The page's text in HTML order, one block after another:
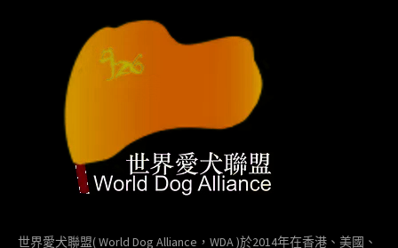
世界愛犬聯盟( World Dog Alliance，WDA )於2014年在香港、美國、